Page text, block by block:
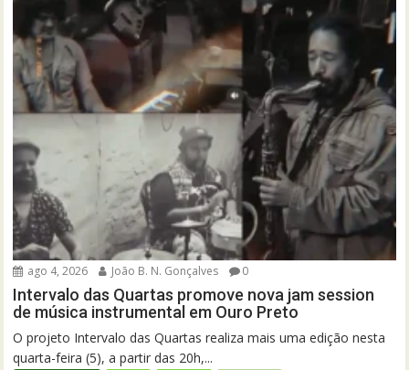
ago 4, 2026 João B. N. Gonçalves 0
Intervalo das Quartas promove nova jam session
de música instrumental em Ouro Preto
O projeto Intervalo das Quartas realiza mais uma edição nesta
quarta-feira (5), a partir das 20h,...